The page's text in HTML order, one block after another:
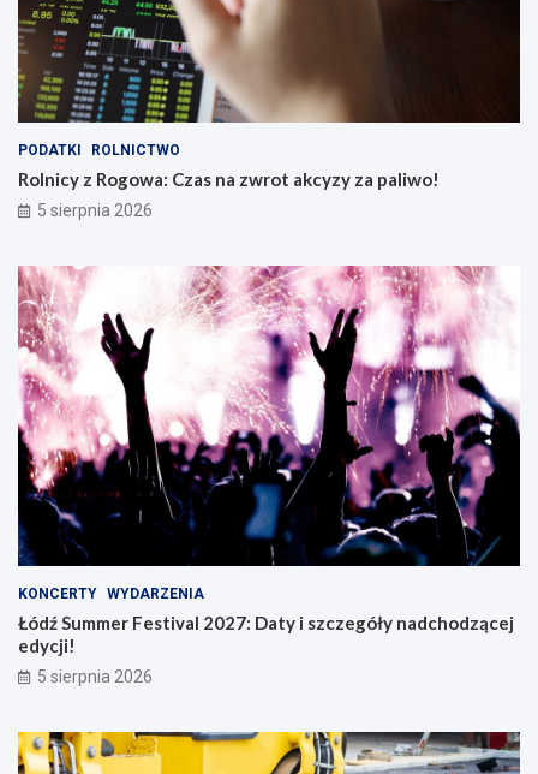
PODATKI ROLNICTWO
Rolnicy z Rogowa: Czas na zwrot akcyzy za paliwo!
5 sierpnia 2026
KONCERTY WYDARZENIA
Łódź Summer Festival 2027: Daty i szczegóły nadchodzącej
edycji!
5 sierpnia 2026